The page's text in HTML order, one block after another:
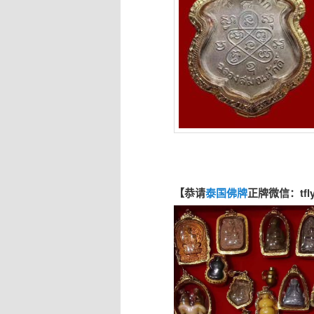
【恭请泰国佛牌正牌微信：